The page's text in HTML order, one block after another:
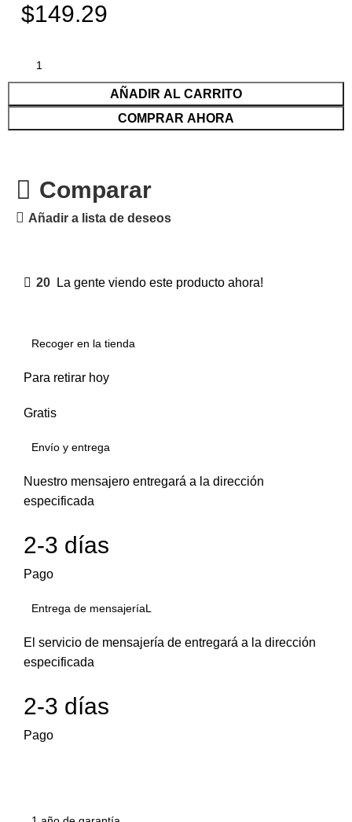
$149.29
AÑADIR AL CARRITO
COMPRAR AHORA
Comparar
Añadir a lista de deseos
20 La gente viendo este producto ahora!
Recoger en la tienda
Para retirar hoy
Gratis
Envío y entrega
Nuestro mensajero entregará a la dirección
especificada
2-3 días
Pago
Entrega de mensajeríaL
El servicio de mensajería de entregará a la dirección
especificada
2-3 días
Pago